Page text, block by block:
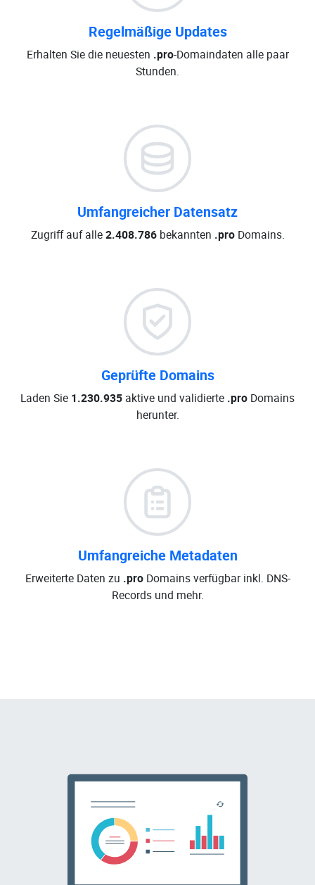
Regelmäßige Updates
Erhalten Sie die neuesten .pro-Domaindaten alle paar
Stunden.
Umfangreicher Datensatz
Zugriff auf alle2.408.786bekannten .proDomains.
Geprüfte Domains
Laden Sie 1.230.935 aktive und validierte .pro Domains
herunter.
Umfangreiche Metadaten
Erweiterte Daten zu .proDomains verfügbar inkl. DNS-
Records und mehr.